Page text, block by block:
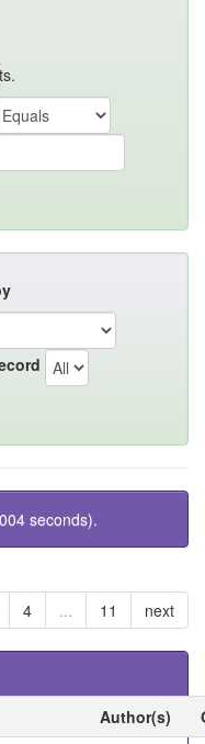
seconds).
4 ... 11 next
Author(s)